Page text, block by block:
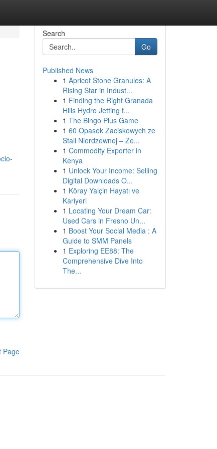
Page
Search
Go
Published News
1 Apricot Stone Granules: A
Rising Star in Indust...
1 Finding the Right Granada
Hills Hydro Jetting f...
1 The Bingo Plus Game
1 60 Opasek Zaciskowych ze
Stali Nierdzewnej – Ze...
1 Commodity Exporter in
Kenya
1 Unlock Your Income: Selling
Digital Downloads O...
1 Köray Yalçin Hayatı ve
Kariyeri
1 Locating Your Dream Car:
Used Cars in Fresno Un...
1 Boost Your Social Media : A
Guide to SMM Panels
1 Exploring EE88: The
Comprehensive Dive Into
The...